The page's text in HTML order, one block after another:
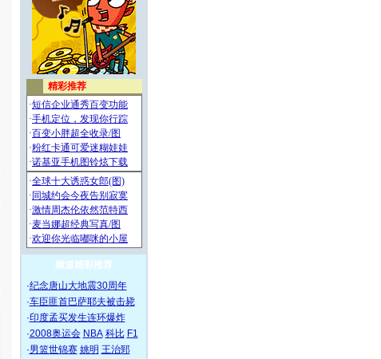
频道精彩推荐
·纪念唐山大地震30周年
·车臣匪首巴萨耶夫被击毙
·印度孟买发生连环爆炸
·2008奥运会 NBA 科比 F1
·男篮世锦赛 姚明 王治郅